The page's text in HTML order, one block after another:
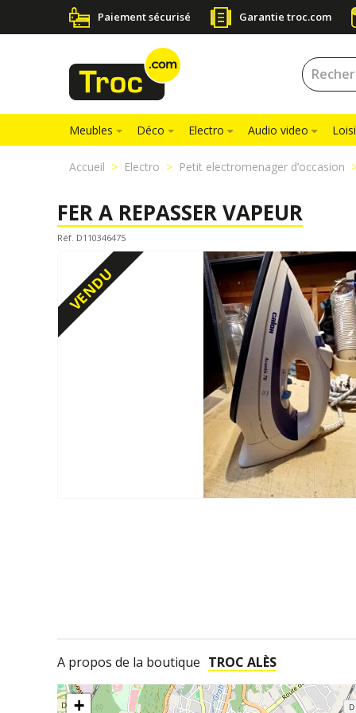
Paiement sécurisé Garantie troc.com
Meubles Déco Electro Audio video
Accueil Electro Petit electromenager d’occasion
FER A REPASSER VAPEUR
Réf. D110346475
VENDU
A propos de la boutique TROC ALÈS
+